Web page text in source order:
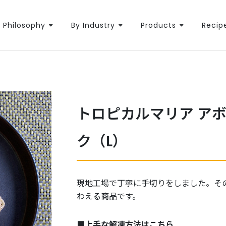
Philosophy By Industry Products
トロピカルマリア ア
ク（L）
現地工場で丁寧に手切りをしました。
わえる商品です。